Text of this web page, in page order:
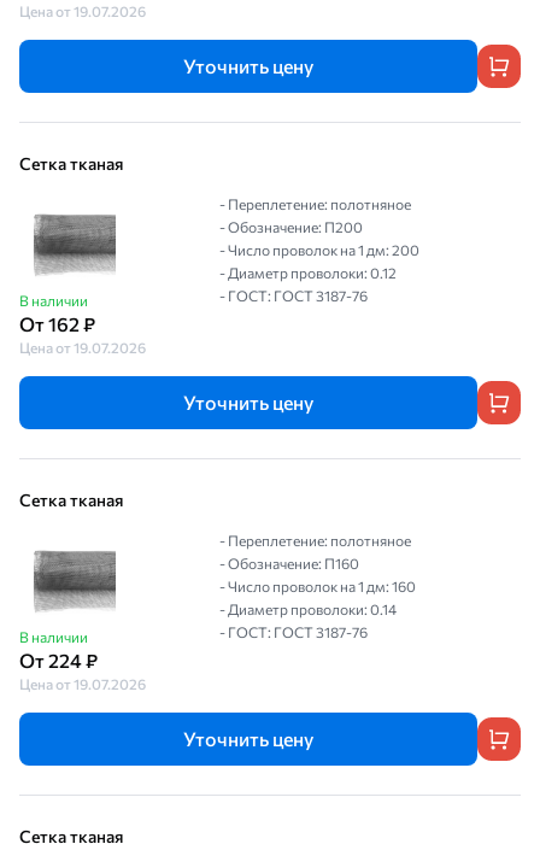
Цена от 19.07.2026
Уточнить цену
Сетка тканая
В наличии
От 162 ₽
Цена от 19.07.2026
- Переплетение: полотняное
- Обозначение: П200
- Число проволок на 1 дм: 200
- Диаметр проволоки: 0.12
- ГОСТ: ГОСТ 3187-76
Уточнить цену
Сетка тканая
В наличии
От 224 ₽
Цена от 19.07.2026
- Переплетение: полотняное
- Обозначение: П160
- Число проволок на 1 дм: 160
- Диаметр проволоки: 0.14
- ГОСТ: ГОСТ 3187-76
Уточнить цену
Сетка тканая